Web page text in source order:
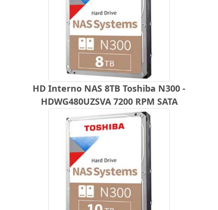
HD Interno NAS 8TB Toshiba N300 -
HDWG480UZSVA 7200 RPM SATA